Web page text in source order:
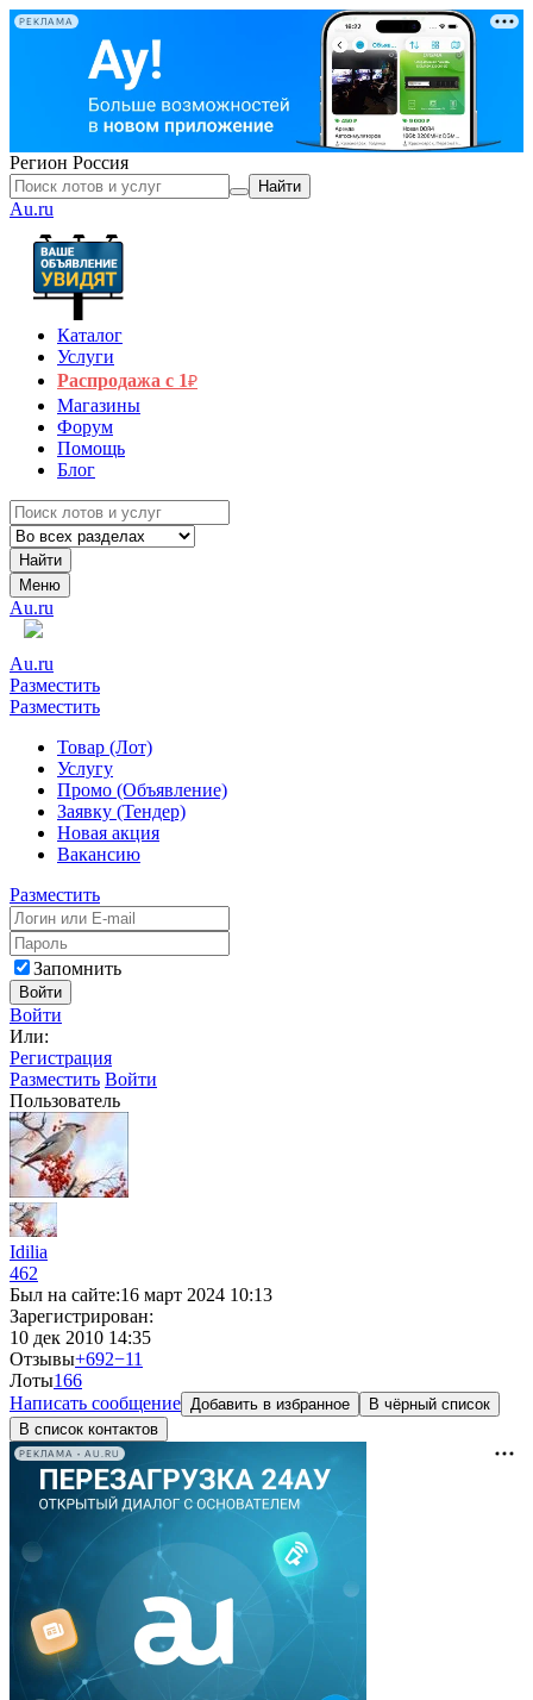
РЕКЛАМА
Регион Россия
Найти
Au.ru
Каталог
Услуги
Распродажа с 1₽
Магазины
Форум
Помощь
Блог
Найти
Меню
Au.ru
Au.ru
Разместить
Разместить
Товар (Лот)
Услугу
Промо (Объявление)
Заявку (Тендер)
Новая акция
Вакансию
Разместить
Запомнить
Войти
Войти
Или:
Регистрация
Разместить Войти
Пользователь
Idilia
462
Был на сайте:16 март 2024 10:13
Зарегистрирован:
10 дек 2010 14:35
Отзывы+692−11
Лоты166
Написать сообщение Добавить в избранное
В чёрный список
В список контактов
РЕКЛАМА • AU.RU